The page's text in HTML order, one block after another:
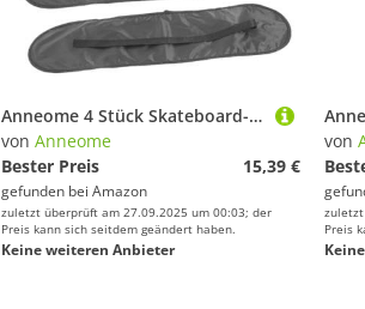
Anneome 4 Stück Skateboard-tragetaschen Wasserdichter Rucksack mit Einzel-Schultergurt Robustes Material für Kratzschutz Praktische Fächer Vielseitig für Reisen und Alltag Schwarz
von Anneome
Bester Preis
15,39 €
gefunden bei Amazon
zuletzt überprüft am 27.09.2025 um 00:03; der
Preis kann sich seitdem geändert haben.
Keine weiteren Anbieter
von
Preis